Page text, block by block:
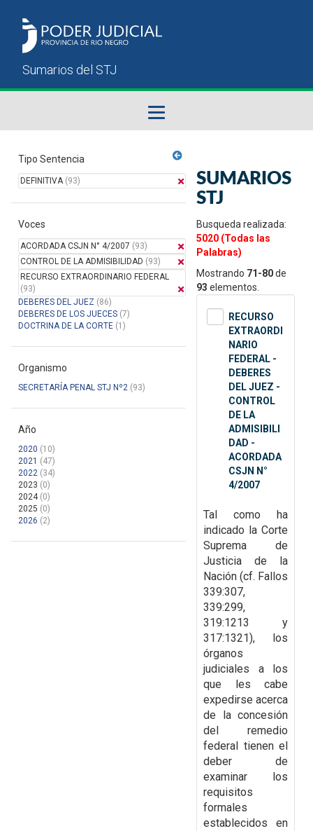
Sumarios del STJ
Manual del Usuario
Tipo Sentencia
DEFINITIVA(93)
Voces
ACORDADA CSJN N° 4/2007 (93)
CONTROL DE LA ADMISIBILIDAD (93)
RECURSO EXTRAORDINARIO FEDERAL
(93)
DEBERES DEL JUEZ (86)
DEBERES DE LOS JUECES (7)
DOCTRINA DE LA CORTE (1)
Organismo
SECRETARÍA PENAL STJ Nº2 (93)
Año
2020 (10)
2021 (47)
2022 (34)
2023 (0)
2024(0)
2025 (0)
2026 (2)
SUMARIOS
STJ
Busqueda realizada:
5020 (Todas las
Palabras)
Mostrando 71-80de
93 elementos.
RECURSO
EXTRAORDI
NARIO
FEDERAL -
DEBERES
DEL JUEZ -
CONTROL
DE LA
ADMISIBILI
DAD -
ACORDADA
CSJN N°
4/2007
Tal como ha
indicado la Corte
Suprema de
Justicia de la
Nación (cf. Fallos
339:307,
339:299,
319:1213 y
317:1321), los
órganos
judiciales a los
que les cabe
expedirse acerca
de
la concesión
del remedio
federal tienen el
deber de
examinar los
requisitos
formales
establecidos en